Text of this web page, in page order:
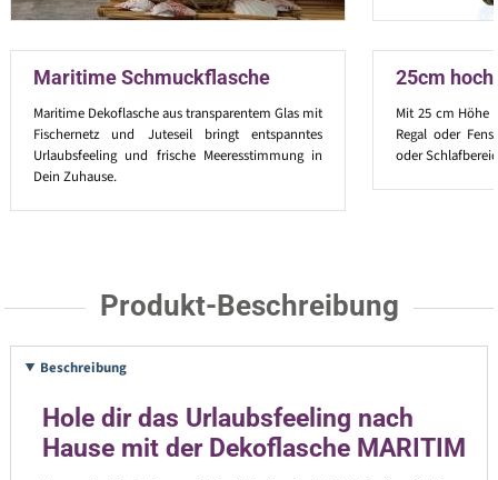
Maritime Schmuckflasche
Maritime Dekoflasche aus transparentem Glas mit
Fischernetz und Juteseil bringt entspanntes
Urlaubsfeeling und frische Meeresstimmung in
Dein Zuhause.
25cm hoch
Mit 25 cm Höhe
Regal oder
oder
Produkt-Beschreibung
Beschreibung
Hole dir das Urlaubsfeeling nach
Hause mit der Dekoflasche MARITIM